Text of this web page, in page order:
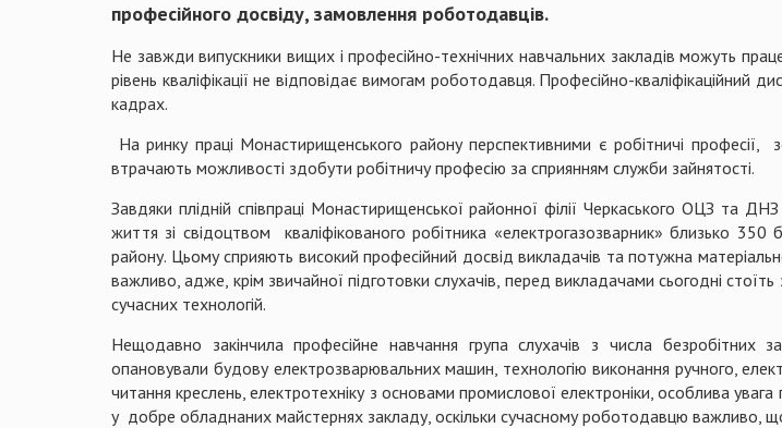
професійного досвіду, замовлення роботодавців.
Не завжди випускники вищих і професійно-технічних навчальних закладів можуть
рівень кваліфікації не відповідає вимогам роботодавця. Професійно-
кадрах.
На ринку праці Монастирищенського району перспективними є робітничі
втрачають можливості здобути робітничу професію за сприянням служби зайнятості.
Завдяки плідній співпраці Монастирищенської районної філії Черкаського ОЦЗ та
життя зі свідоцтвом кваліфікованого робітника «електрогазозварник» близько
району. Цьому сприяють високий професійний досвід викладачів та потужна
важливо, адже, крім звичайної підготовки слухачів, перед викладачами сьогодні
сучасних технологій.
Нещодавно закінчила професійне навчання група слухачів з числа безробітних
опановували будову електрозварювальних машин, технологію виконання ручного,
читання креслень, електротехніку з основами промислової електроніки, особлива
у добре обладнаних майстернях закладу, оскільки сучасному роботодавцю важливо,